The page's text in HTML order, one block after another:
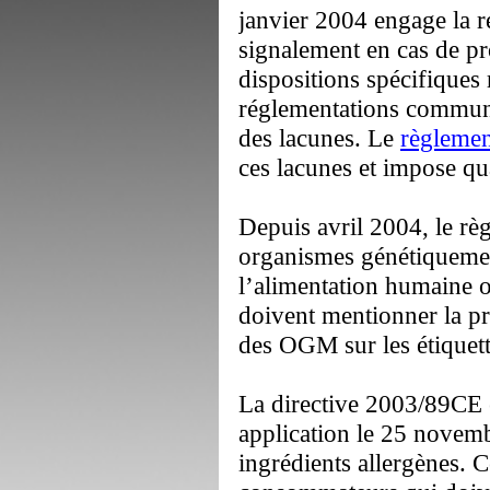
janvier 2004 engage la
signalement en cas de
dispositions spécifiques
réglementations
des lacunes. Le
ces lacunes et impose
Depuis avril 2004, le
organismes
l’alimentation humaine
doivent mentionner la
des OGM sur les
La directive 2003/89CE
application le 25
ingrédients allergènes.
- La date d’entrée en
- Les niveaux de stocks
Il faut distinguer deux
définir comme
statique correspondrait
temps. Les progiciels
un numéro unique à
possible, par une
partir de son entrée
recherche indirecte
passer par une base de
exemple, on retrouve